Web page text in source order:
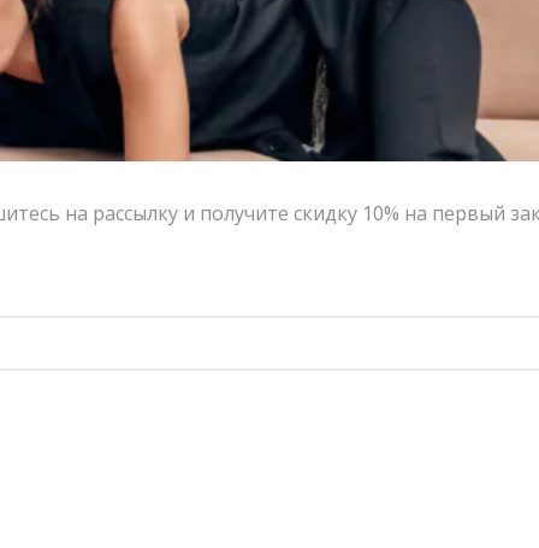
на рассылку и получите скидку 10% на первый